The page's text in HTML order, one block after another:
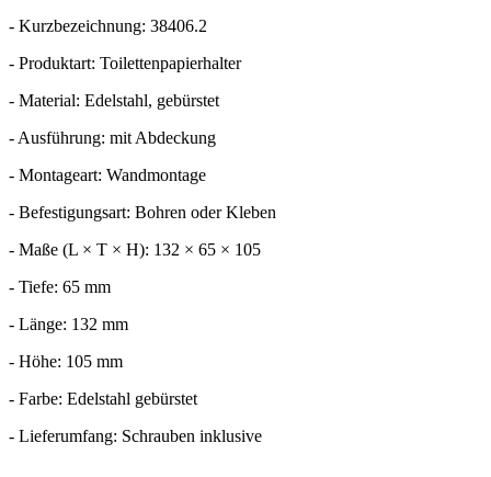
- Kurzbezeichnung: 38406.2
- Produktart: Toilettenpapierhalter
- Material: Edelstahl, gebürstet
- Ausführung: mit Abdeckung
- Montageart: Wandmontage
- Befestigungsart: Bohren oder Kleben
- Maße (L × T × H): 132 × 65 × 105
- Tiefe: 65 mm
- Länge: 132 mm
- Höhe: 105 mm
- Farbe: Edelstahl gebürstet
- Lieferumfang: Schrauben inklusive